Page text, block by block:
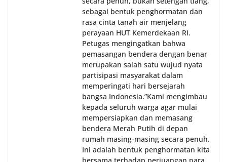
sebagai bentuk penghormatan dan
rasa cinta tanah air menjelang
perayaan HUT Kemerdekaan RI.
Petugas mengingatkan bahwa
pemasangan bendera dengan benar
merupakan salah satu wujud nyata
partisipasi masyarakat dalam
memperingati hari bersejarah
bangsa Indonesia.‎‎”Kami mengimbau
kepada seluruh warga agar mulai
mempersiapkan dan memasang
bendera Merah Putih di depan
rumah masing-masing secara penuh.
Ini adalah bentuk penghormatan kita